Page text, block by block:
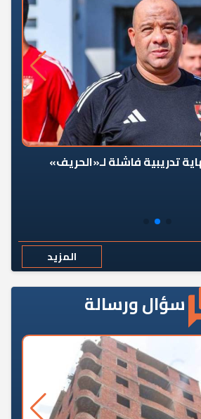
تدريبية فاشلة لـ«الحريف»
المزيد
سؤال ورسالة